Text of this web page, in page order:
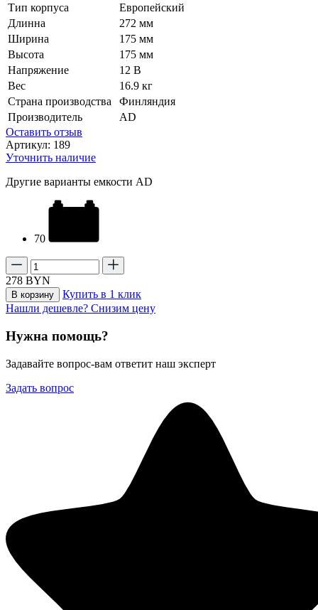
Тип корпуса
Европейский
Длинна
272 мм
Ширина
175 мм
Высота
175 мм
Напряжение
12 В
Вес
16.9 кг
Страна производства
Финляндия
Производитель
AD
Оставить отзыв
Артикул: 189
Уточнить наличие
Другие варианты емкости AD
70
278 BYN
В корзину
Купить в 1 клик
Нашли дешевле? Снизим цену
Нужна помощь?
Задавайте вопрос-вам ответит наш эксперт
Задать вопрос